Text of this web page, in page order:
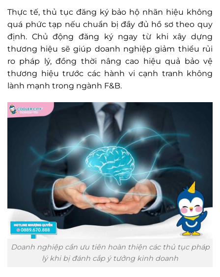
Thực tế, thủ tục đăng ký bảo hộ nhãn hiệu không
quá phức tạp nếu chuẩn bị đầy đủ hồ sơ theo quy
định. Chủ động đăng ký ngay từ khi xây dựng
thương hiệu sẽ giúp doanh nghiệp giảm thiểu rủi
ro pháp lý, đồng thời nâng cao hiệu quả bảo vệ
thương hiệu trước các hành vi cạnh tranh không
lành mạnh trong ngành F&B.
Doanh nghiệp cần ưu tiên hoàn thiện các thủ tục pháp
lý khi bị đánh cắp ý tưởng kinh doanh